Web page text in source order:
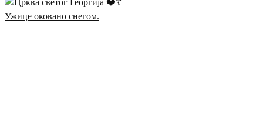
Ужице оковано снегом.